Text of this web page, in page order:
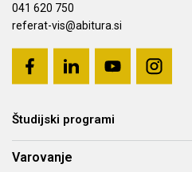
041 620 750
referat-vis@abitura.si
Študijski programi
Varovanje